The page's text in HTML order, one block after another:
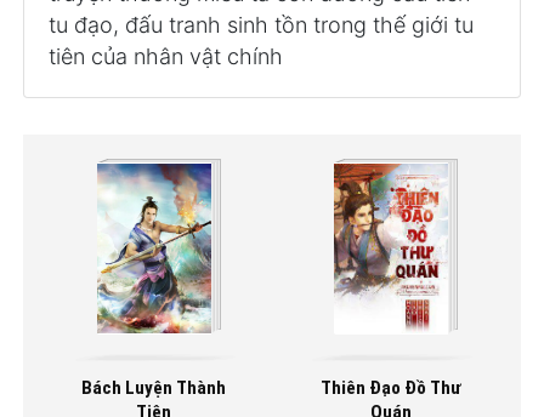
tu đạo, đấu tranh sinh tồn trong thế giới tu
tiên của nhân vật chính
Bách Luyện Thành
Tiên
Thiên Đạo Đồ Thư
Quán